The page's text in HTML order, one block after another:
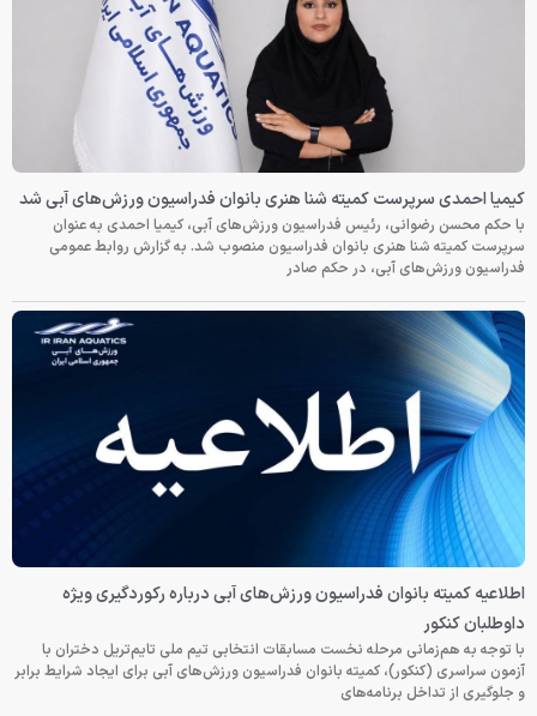
کیمیا احمدی سرپرست کمیته شنا هنری بانوان فدراسیون ورزش‌های آبی شد
با حکم محسن رضوانی، رئیس فدراسیون ورزش‌های آبی، کیمیا احمدی به عنوان
سرپرست کمیته شنا هنری بانوان فدراسیون منصوب شد. به گزارش روابط عمومی
فدراسیون ورزش‌های آبی، در حکم صادر
اطلاعیه کمیته بانوان فدراسیون ورزش‌های آبی درباره رکوردگیری ویژه
داوطلبان کنکور
با توجه به هم‌زمانی مرحله نخست مسابقات انتخابی تیم ملی تایم‌تریل دختران با
آزمون سراسری (کنکور)، کمیته بانوان فدراسیون ورزش‌های آبی برای ایجاد شرایط برابر
و جلوگیری از تداخل برنامه‌های